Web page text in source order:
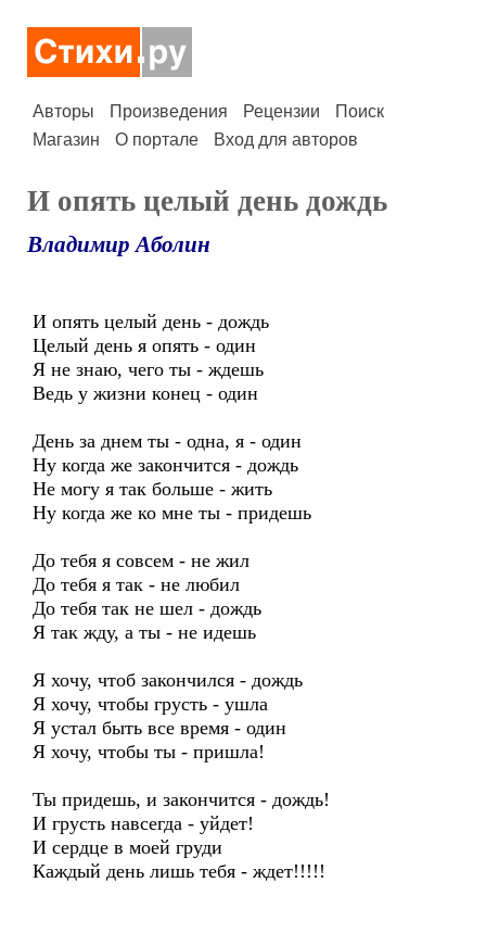
Авторы Произведения Рецензии
Поиск
Магазин
О портале Вход для авторов
И опять целый день дождь
Владимир Аболин
И опять целый день - дождь
Целый день я опять - один
Я не знаю, чего ты - ждешь
Ведь у жизни конец - один
День за днем ты - одна, я - один
Ну когда же закончится - дождь
Не могу я так больше - жить
Ну когда же ко мне ты - придешь
До тебя я совсем - не жил
До тебя я так - не любил
До тебя так не шел - дождь
Я так жду, а ты - не идешь
Я хочу, чтоб закончился - дождь
Я хочу, чтобы грусть - ушла
Я устал быть все время - один
Я хочу, чтобы ты - пришла!
Ты придешь, и закончится - дождь!
И грусть навсегда - уйдет!
И сердце в моей груди
Каждый день лишь тебя - ждет!!!!!